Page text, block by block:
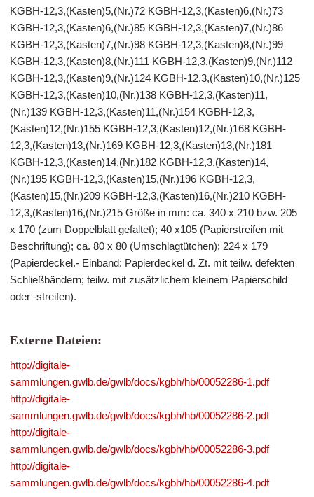
KGBH-12,3,(Kasten)5,(Nr.)72 KGBH-12,3,(Kasten)6,(Nr.)73
KGBH-12,3,(Kasten)6,(Nr.)85 KGBH-12,3,(Kasten)7,(Nr.)86
KGBH-12,3,(Kasten)7,(Nr.)98 KGBH-12,3,(Kasten)8,(Nr.)99
KGBH-12,3,(Kasten)8,(Nr.)111 KGBH-12,3,(Kasten)9,(Nr.)112
KGBH-12,3,(Kasten)9,(Nr.)124 KGBH-12,3,(Kasten)10,(Nr.)125
KGBH-12,3,(Kasten)10,(Nr.)138 KGBH-12,3,(Kasten)11,
(Nr.)139 KGBH-12,3,(Kasten)11,(Nr.)154 KGBH-12,3,
(Kasten)12,(Nr.)155 KGBH-12,3,(Kasten)12,(Nr.)168 KGBH-
12,3,(Kasten)13,(Nr.)169 KGBH-12,3,(Kasten)13,(Nr.)181
KGBH-12,3,(Kasten)14,(Nr.)182 KGBH-12,3,(Kasten)14,
(Nr.)195 KGBH-12,3,(Kasten)15,(Nr.)196 KGBH-12,3,
(Kasten)15,(Nr.)209 KGBH-12,3,(Kasten)16,(Nr.)210 KGBH-
12,3,(Kasten)16,(Nr.)215 Größe in mm: ca. 340 x 210 bzw. 205
x 170 (zum Doppelblatt gefaltet); 40 x105 (Papierstreifen mit
Beschriftung); ca. 80 x 80 (Umschlagtütchen); 224 x 179
(Papierdeckel.- Einband: Papierdeckel d. Zt. mit teilw. defekten
Schließbändern; teilw. mit zusätzlichem kleinem Papierschild
oder -streifen).
Externe Dateien:
http://digitale-
sammlungen.gwlb.de/gwlb/docs/kgbh/hb/00052286-1.pdf
http://digitale-
sammlungen.gwlb.de/gwlb/docs/kgbh/hb/00052286-2.pdf
http://digitale-
sammlungen.gwlb.de/gwlb/docs/kgbh/hb/00052286-3.pdf
http://digitale-
sammlungen.gwlb.de/gwlb/docs/kgbh/hb/00052286-4.pdf